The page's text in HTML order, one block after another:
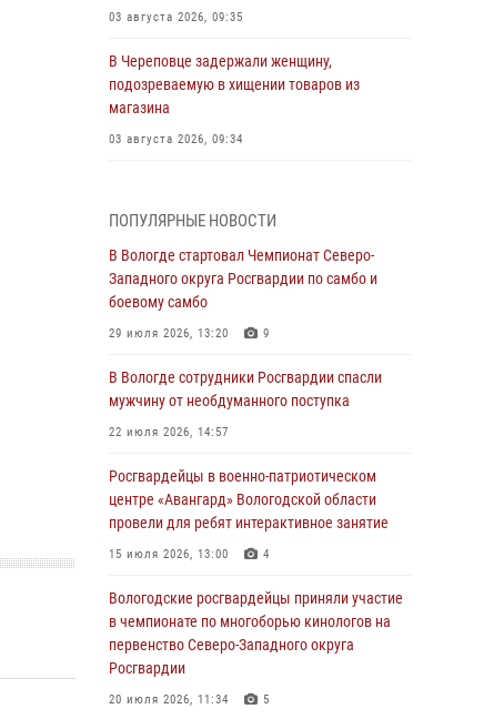
03 августа 2026, 09:35
В Череповце задержали женщину,
подозреваемую в хищении товаров из
магазина
03 августа 2026, 09:34
округа Росгвардии по спортивному и боевому
самбо
03 августа 2026, 08:54 8 1
ЗА МИНУВШУЮ НЕДЕЛЮ СОТРУДНИКАМИ
В ВОЛОГОДСКОЙ ОБЛАСТИ ЗАДЕРЖАНО 23
ПРАВОНАРУШИТЕЛЯ
02 августа 2026, 10:37
Росгвардейцы в г. Соколе задержали
несовершеннолетнего нарушителя
на питбайке
31 июля 2026, 06:43
В Вологде стартовал Чемпионат Северо-
Западного округа Росгвардии по самбо и
боевому самбо
29 июля 2026, 13:20
ПОПУЛЯРНЫЕ НОВОСТИ
В Вологде стартовал Чемпионат Северо-
Западного округа Росгвардии по самбо и
боевому самбо
29 июля 2026, 13:20 9
В Вологде сотрудники Росгвардии спасли
мужчину от необдуманного поступка
22 июля 2026, 14:57
Росгвардейцы в военно-патриотическом
центре «Авангард» Вологодской области
провели для ребят интерактивное занятие
15 июля 2026, 13:00 4
Вологодские росгвардейцы приняли участие
в чемпионате по многоборью кинологов на
первенство Северо-Западного округа
Росгвардии
20 июля 2026, 11:34 5